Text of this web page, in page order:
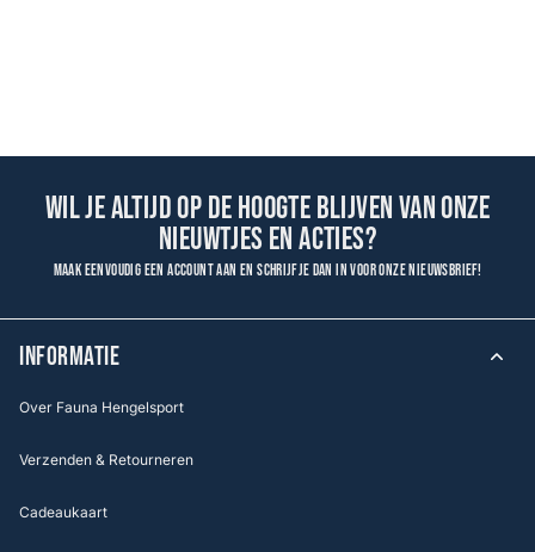
Wil je altijd op de hoogte blijven van onze
nieuwtjes en acties?
Maak eenvoudig een account aan en schrijf je dan in voor onze nieuwsbrief!
INFORMATIE
Over Fauna Hengelsport
Verzenden & Retourneren
Cadeaukaart